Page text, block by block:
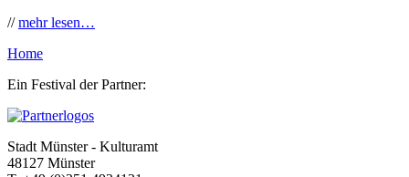
//mehr lesen…
Home
Ein Festival der Partner:
Stadt Münster - Kulturamt
48127 Münster